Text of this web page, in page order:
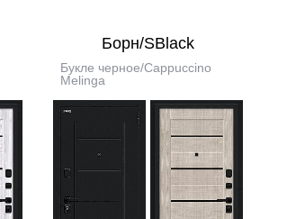
Борн/SBlack
Букле черное/Cappuccino
Melinga